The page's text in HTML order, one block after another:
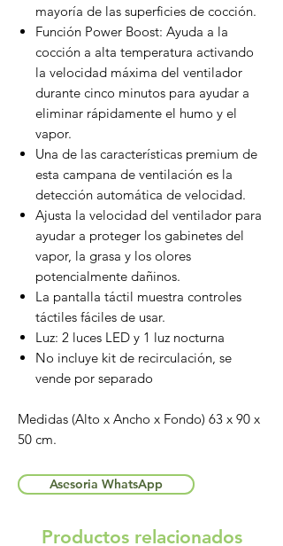
mayoría de las superficies de cocción.
Función Power Boost: Ayuda a la
cocción a alta temperatura activando
la velocidad máxima del ventilador
durante cinco minutos para ayudar a
eliminar rápidamente el humo y el
vapor.
Una de las características premium de
esta campana de ventilación es la
detección automática de velocidad.
Ajusta la velocidad del ventilador para
ayudar a proteger los gabinetes del
vapor, la grasa y los olores
potencialmente dañinos.
La pantalla táctil muestra controles
táctiles fáciles de usar.
Luz: 2 luces LED y 1 luz nocturna
No incluye kit de recirculación, se
vende por separado
Medidas (Alto x Ancho x Fondo) 63 x 90 x
50 cm.
Asesoria WhatsApp
Productos relacionados